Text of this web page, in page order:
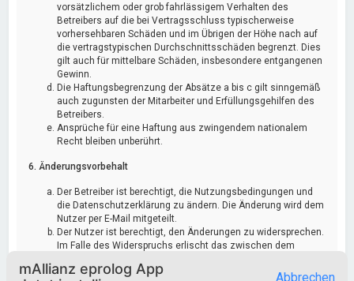
vorsätzlichem oder grob fahrlässigem Verhalten des
Betreibers auf die bei Vertragsschluss typischerweise
vorhersehbaren Schäden und im Übrigen der Höhe nach auf
die vertragstypischen Durchschnittsschäden begrenzt. Dies
gilt auch für mittelbare Schäden, insbesondere entgangenen
Gewinn.
Die Haftungsbegrenzung der Absätze a bis c gilt sinngemäß
auch zugunsten der Mitarbeiter und Erfüllungsgehilfen des
Betreibers.
Ansprüche für eine Haftung aus zwingendem nationalem
Recht bleiben unberührt.
6. Änderungsvorbehalt
Der Betreiber ist berechtigt, die Nutzungsbedingungen und
die Datenschutzerklärung zu ändern. Die Änderung wird dem
Nutzer per E-Mail mitgeteilt.
Der Nutzer ist berechtigt, den Änderungen zu widersprechen.
Im Falle des Widerspruchs erlischt das zwischen dem
sofortiger Wirkung.
mAllianz eprolog App
Abbrechen